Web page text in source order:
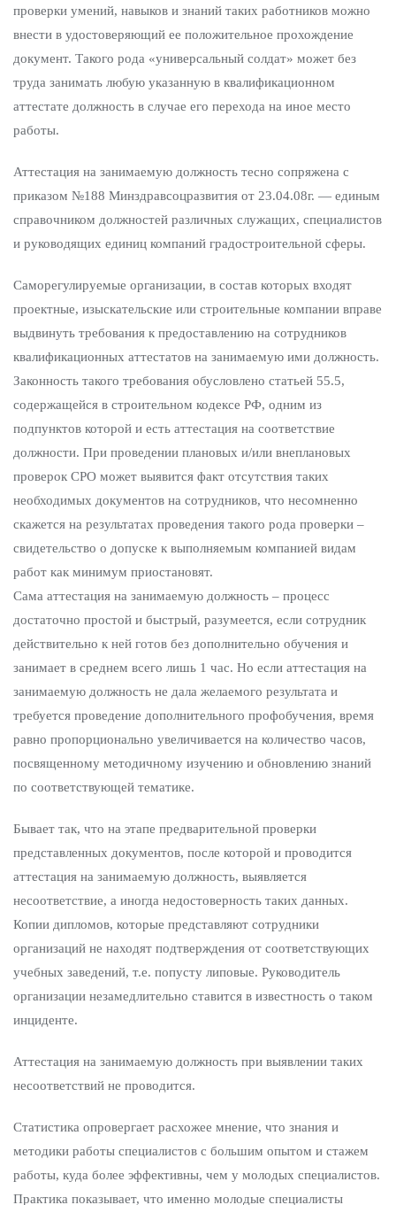
проверки умений, навыков и знаний таких работников можно
внести в удостоверяющий ее положительное прохождение
документ. Такого рода «универсальный солдат» может без
труда занимать любую указанную в квалификационном
аттестате должность в случае его перехода на иное место
работы.
Аттестация на занимаемую должность тесно сопряжена с
приказом №188 Минздравсоцразвития от 23.04.08г. — единым
справочником должностей различных служащих, специалистов
и руководящих единиц компаний градостроительной сферы.
Саморегулируемые организации, в состав которых входят
проектные, изыскательские или строительные компании вправе
выдвинуть требования к предоставлению на сотрудников
квалификационных аттестатов на занимаемую ими должность.
Законность такого требования обусловлено статьей 55.5,
содержащейся в строительном кодексе РФ, одним из
подпунктов которой и есть аттестация на соответствие
должности. При проведении плановых и/или внеплановых
проверок СРО может выявится факт отсутствия таких
необходимых документов на сотрудников, что несомненно
скажется на результатах проведения такого рода проверки –
свидетельство о допуске к выполняемым компанией видам
работ как минимум приостановят.
Сама аттестация на занимаемую должность – процесс
достаточно простой и быстрый, разумеется, если сотрудник
действительно к ней готов без дополнительно обучения и
занимает в среднем всего лишь 1 час. Но если аттестация на
занимаемую должность не дала желаемого результата и
требуется проведение дополнительного профобучения, время
равно пропорционально увеличивается на количество часов,
посвященному методичному изучению и обновлению знаний
по соответствующей тематике.
Бывает так, что на этапе предварительной проверки
представленных документов, после которой и проводится
аттестация на занимаемую должность, выявляется
несоответствие, а иногда недостоверность таких данных.
Копии дипломов, которые представляют сотрудники
организаций не находят подтверждения от соответствующих
учебных заведений, т.е. попусту липовые. Руководитель
организации незамедлительно ставится в известность о таком
инциденте.
Аттестация на занимаемую должность при выявлении таких
несоответствий не проводится.
Статистика опровергает расхожее мнение, что знания и
методики работы специалистов с большим опытом и стажем
работы, куда более эффективны, чем у молодых специалистов.
Практика показывает, что именно молодые специалисты